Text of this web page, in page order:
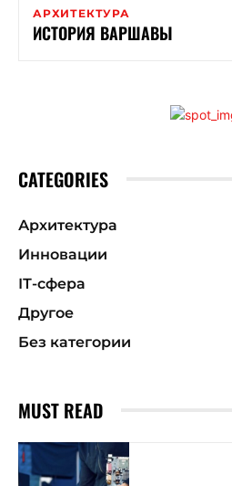
АРХИТЕКТУРА
ИСТОРИЯ ВАРШАВЫ
CATEGORIES
Архитектура
Инновации
ІТ-сфера
Другое
Без категории
MUST READ